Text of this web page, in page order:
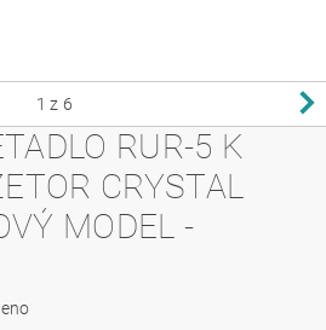
1 z 6
RUR-5 K
CRYSTAL
MODEL -